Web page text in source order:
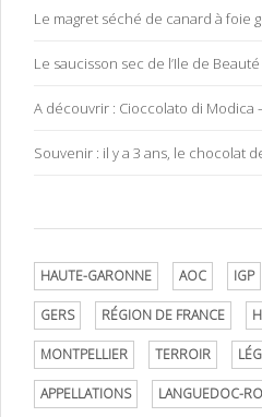
Le magret séché de canard à foie
Le saucisson sec de l’Ile de Beauté
A découvrir : Cioccolato di Modica
Souvenir : il y a 3 ans, le chocolat
HAUTE-GARONNE AOC IGP
GERS RÉGION DE FRANCE
MONTPELLIER TERROIR
APPELLATIONS LANGUEDOC-